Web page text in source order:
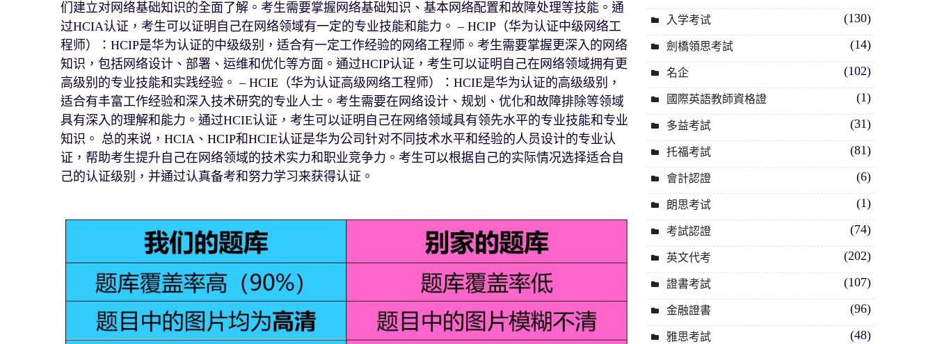
们建立对网络基础知识的全面了解。考生需要掌握网络基础知识、基本网络配置和故障处理等技能。通
过HCIA认证，考生可以证明自己在网络领域有一定的专业技能和能力。 – HCIP（华为认证中级网络工
程师）：HCIP是华为认证的中级级别，适合有一定工作经验的网络工程师。考生需要掌握更深入的网络
知识，包括网络设计、部署、运维和优化等方面。通过HCIP认证，考生可以证明自己在网络领域拥有更
高级别的专业技能和实践经验。 – HCIE（华为认证高级网络工程师）：HCIE是华为认证的高级级别，
适合有丰富工作经验和深入技术研究的专业人士。考生需要在网络设计、规划、优化和故障排除等领域
具有深入的理解和能力。通过HCIE认证，考生可以证明自己在网络领域具有领先水平的专业技能和专业
知识。 总的来说，HCIA、HCIP和HCIE认证是华为公司针对不同技术水平和经验的人员设计的专业认
证，帮助考生提升自己在网络领域的技术实力和职业竞争力。考生可以根据自己的实际情况选择适合自
己的认证级别，并通过认真备考和努力学习来获得认证。
入学考试 (130)
劍橋領思考試 (14)
名企 (102)
國際英語教師資格證 (1)
多益考試 (31)
托福考試 (81)
會計認證 (6)
朗思考试 (1)
考試認證 (74)
英文代考 (202)
證書考試 (107)
金融證書 (96)
雅思考試 (48)